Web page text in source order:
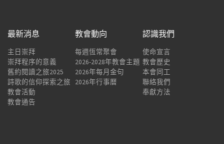
最新消息
主日崇拜
崇拜程序的意義
舊約閱讀之旅2025
詩歌的信仰探索之旅
教會活動
教會通告
教會動向
每週恆常聚會
2026-2028年教會主題
2026年每月金句
2026年行事曆
認識我們
使命宣言
教會歷史
本會同工
聯絡我們
奉獻方法